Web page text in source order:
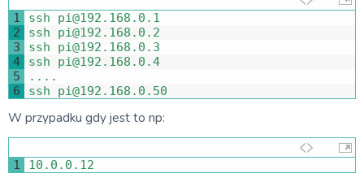
1
2
3
4
5
6
ssh pi@192.168.0.1
ssh pi@192.168.0.2
ssh pi@192.168.0.3
ssh pi@192.168.0.4
. . . .
ssh pi@192.168.0.50
W przypadku gdy jest to np:
1 10.0.0.12